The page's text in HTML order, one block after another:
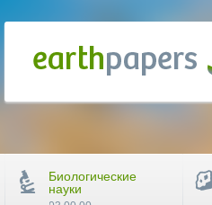
Биологические
науки